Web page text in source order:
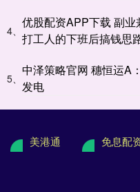
4、
优股配资APP下载 副业
打工人的下班后搞钱思
5、
中泽策略官网 穗恒运A
发电
美港通 免息配